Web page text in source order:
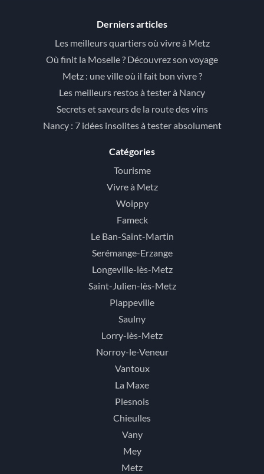
Derniers articles
Les meilleurs quartiers où vivre à Metz
Où finit la Moselle ? Découvrez son voyage
Metz : une ville où il fait bon vivre ?
Les meilleurs restos à tester à Nancy
Secrets et saveurs de la route des vins
Nancy : 7 idées insolites à tester absolument
Catégories
Tourisme
Vivre à Metz
Woippy
Fameck
Le Ban-Saint-Martin
Serémange-Erzange
Longeville-lès-Metz
Saint-Julien-lès-Metz
Plappeville
Saulny
Lorry-lès-Metz
Norroy-le-Veneur
Vantoux
La Maxe
Plesnois
Chieulles
Vany
Mey
Metz